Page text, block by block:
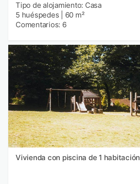
Tipo de alojamiento: Casa
5 huéspedes
60 m²
Comentarios: 6
Vivienda con piscina de 1 habitación